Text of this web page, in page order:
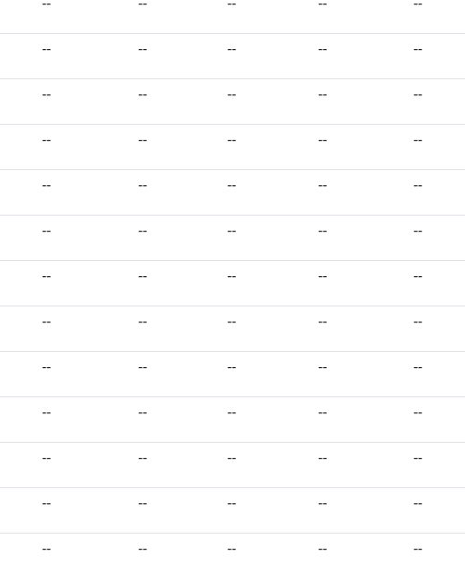
-- -- -- -- --
-- -- -- -- --
-- -- -- -- --
-- -- -- -- --
-- -- -- -- --
-- -- -- -- --
-- -- -- -- --
-- -- -- -- --
-- -- -- -- --
-- -- -- -- --
-- -- -- -- --
-- -- -- -- --
-- -- -- -- --